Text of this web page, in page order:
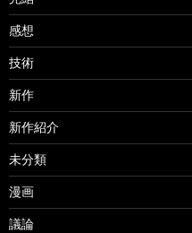
感想
技術
新作
新作紹介
未分類
漫画
議論